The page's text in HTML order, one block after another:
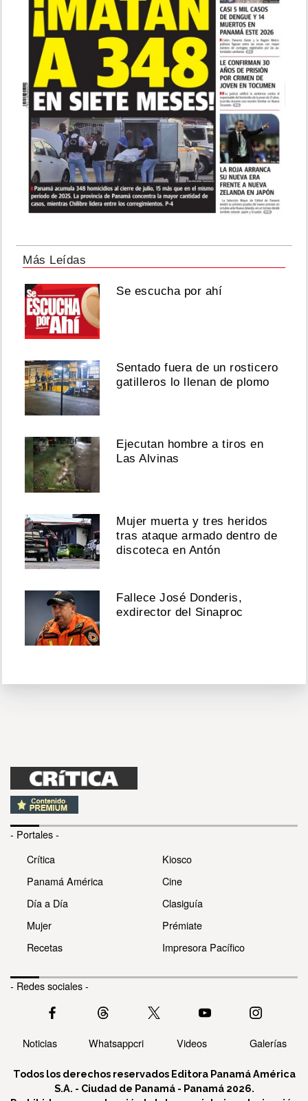
Más Leídas
Se escucha por ahí
Sentado fuera de un rosticero
gatilleros lo llenan de plomo
Ejecutan hombre a tiros en
Las Alvinas
Mujer muerta y tres heridos
tras ataque armado dentro de
discoteca en Antón
Fallece José Donderis,
exdirector del Sinaproc
- Portales -
Crítica
Panamá América
Día a Día
Mujer
Recetas
Kiosco
Cine
Clasiguía
Prémiate
Impresora Pacífico
- Redes sociales -
Noticias Whatsappcri Videos Galerías
Todos los derechos reservados Editora Panamá América
S.A. - Ciudad de Panamá - Panamá 2026.